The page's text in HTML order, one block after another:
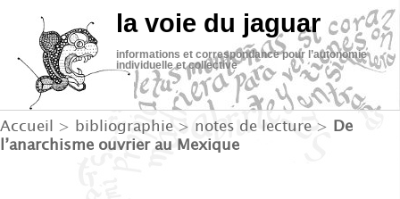
la voie du jaguar
informations et correspondance pour l’autonomie
individuelle et collective
Accueil > bibliographie > notes de lecture > De
l’anarchisme ouvrier au Mexique